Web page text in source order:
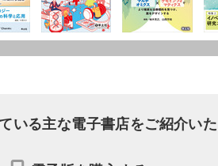
いる主な電子書店をご紹介い